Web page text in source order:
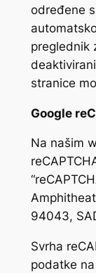
određene
preglednik
stranice
Google
Na našim
94043,
Svrha
podatke